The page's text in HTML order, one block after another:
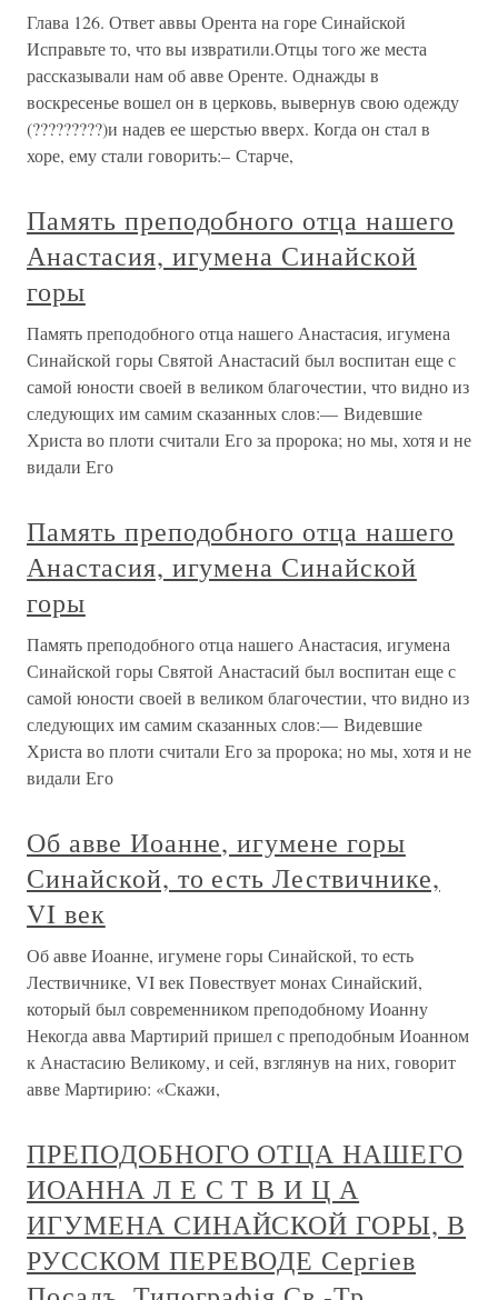
Глава 126. Ответ аввы Орента на горе Синайской
Исправьте то, что вы извратили.Отцы того же места
рассказывали нам об авве Оренте. Однажды в
воскресенье вошел он в церковь, вывернув свою одежду
(?????????)и надев ее шерстью вверх. Когда он стал в
хоре, ему стали говорить:– Старче,
Память преподобного отца нашего
Анастасия, игумена Синайской
горы
Память преподобного отца нашего Анастасия, игумена
Синайской горы Святой Анастасий был воспитан еще с
самой юности своей в великом благочестии, что видно из
следующих им самим сказанных слов:— Видевшие
Христа во плоти считали Его за пророка; но мы, хотя и не
видали Его
Память преподобного отца нашего
Анастасия, игумена Синайской
горы
Память преподобного отца нашего Анастасия, игумена
Синайской горы Святой Анастасий был воспитан еще с
самой юности своей в великом благочестии, что видно из
следующих им самим сказанных слов:— Видевшие
Христа во плоти считали Его за пророка; но мы, хотя и не
видали Его
Об авве Иоанне, игумене горы
Синайской, то есть Лествичнике,
VI век
Об авве Иоанне, игумене горы Синайской, то есть
Лествичнике, VI век Повествует монах Синайский,
который был современником преподобному Иоанну
Некогда авва Мартирий пришел с преподобным Иоанном
к Анастасию Великому, и сей, взглянув на них, говорит
авве Мартирию: «Скажи,
ПРЕПОДОБНОГО ОТЦА НАШЕГО
ИОАННА Л Е С Т В И Ц А
ИГУМЕНА СИНАЙСКОЙ ГОРЫ, В
РУССКОМ ПЕРЕВОДЕ Сергiев